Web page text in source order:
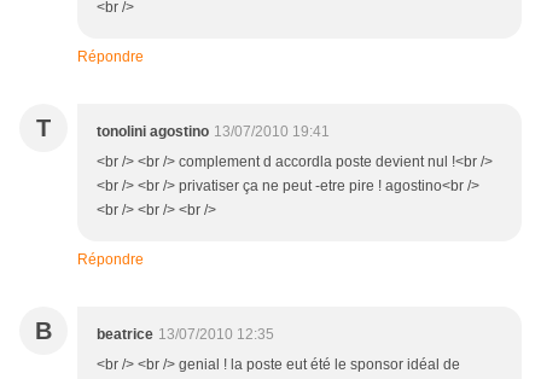
<br />
Répondre
T tonolini agostino 13/07/2010 19:41
<br /> <br /> complement d accordla poste devient nul !<br />
<br /> <br /> privatiser ça ne peut -etre pire ! agostino<br />
<br /> <br /> <br />
Répondre
B beatrice 13/07/2010 12:35
<br /> <br /> genial ! la poste eut été le sponsor idéal de